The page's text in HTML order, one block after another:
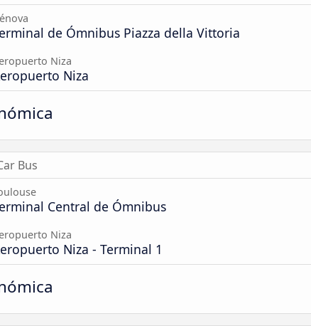
de Ómnibus Piazza della Vittoria
Niza
Niza
Bus
Central de Ómnibus
Niza
Niza - Terminal 1